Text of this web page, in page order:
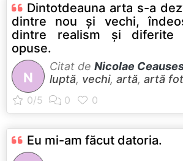
Dintotdeauna arta s-a
dintre nou şi vechi,
dintre realism şi diferite
opuse.
N
Citat de Nicolae
luptă, vechi, artă, artă
Eu mi-am făcut datoria.